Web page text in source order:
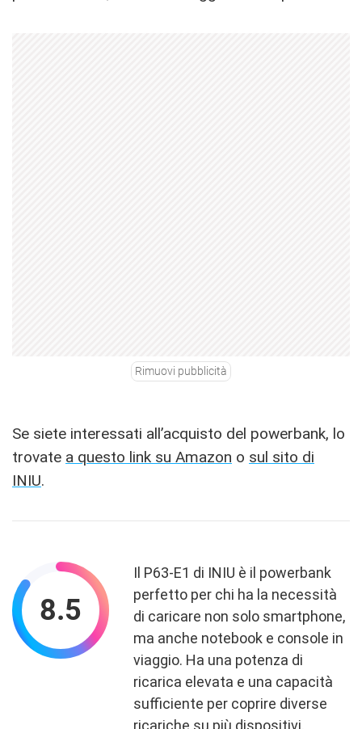
Rimuovi pubblicità
Se siete interessati all’acquisto del powerbank, lo
trovate a questo link su Amazon o sul sito di
INIU.
8.5
Il P63-E1 di INIU è il powerbank
perfetto per chi ha la necessità
di caricare non solo smartphone,
ma anche notebook e console in
viaggio. Ha una potenza di
ricarica elevata e una capacità
sufficiente per coprire diverse
ricariche su più dispositivi.